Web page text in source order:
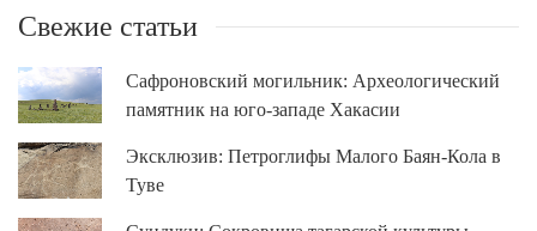
Свежие статьи
Сафроновский могильник: Археологический
памятник на юго-западе Хакасии
Эксклюзив: Петроглифы Малого Баян-Кола в
Туве